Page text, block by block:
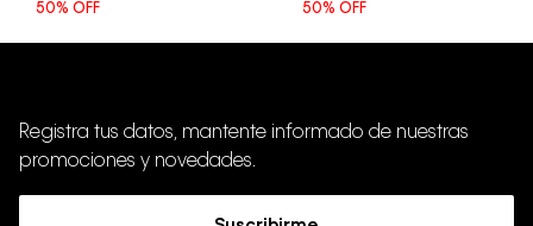
50% OFF 50% OFF
Registra tus datos, mantente informado de nuestras
promociones y novedades.